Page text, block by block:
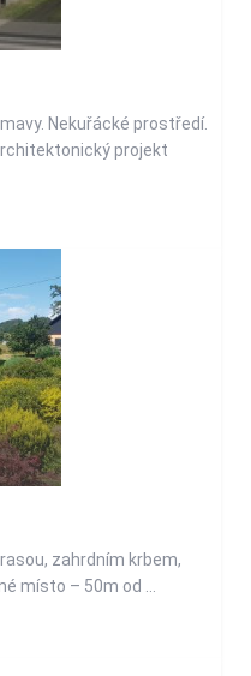
Nekuřácké prostředí.
projekt
zahrdním krbem,
místo – 50m od ...